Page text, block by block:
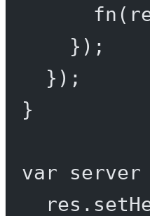
fn
});
});
}
var server
res.